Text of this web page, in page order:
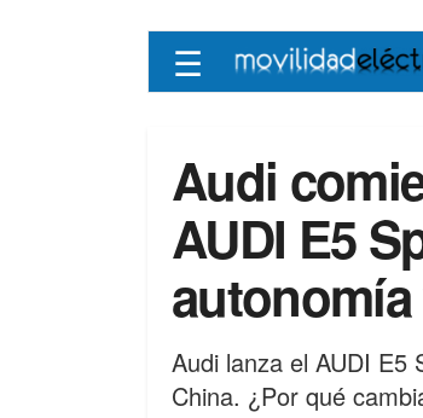
☰
Audi
AUDI E5
autonomía
Audi lanza el AUDI
China. ¿Por qué